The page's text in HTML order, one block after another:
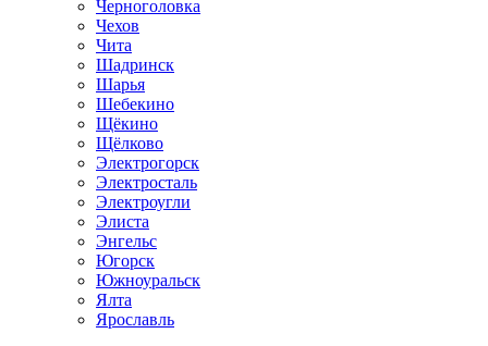
Черноголовка
Чехов
Чита
Шадринск
Шарья
Шебекино
Щёкино
Щёлково
Электрогорск
Электросталь
Электроугли
Элиста
Энгельс
Югорск
Южноуральск
Ялта
Ярославль